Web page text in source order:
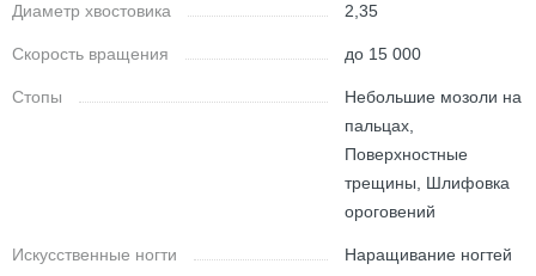
Диаметр хвостовика 2,35
Скорость вращения до 15 000
Стопы
Небольшие мозоли на
пальцах,
Поверхностные
трещины, Шлифовка
ороговений
Искусственные ногти Наращивание ногтей